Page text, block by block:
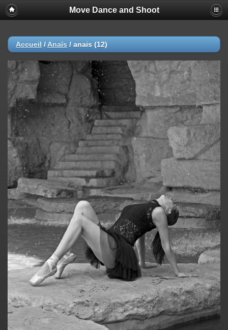
Move Dance and Shoot
Accueil / Anaïs / anais (12)